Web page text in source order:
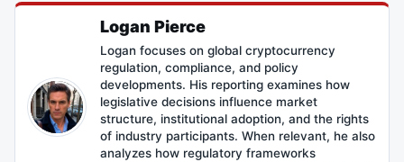
Logan Pierce
Logan focuses on global cryptocurrency
regulation, compliance, and policy
developments. His reporting examines how
legislative decisions influence market
structure, institutional adoption, and the rights
of industry participants. When relevant, he also
analyzes how regulatory frameworks